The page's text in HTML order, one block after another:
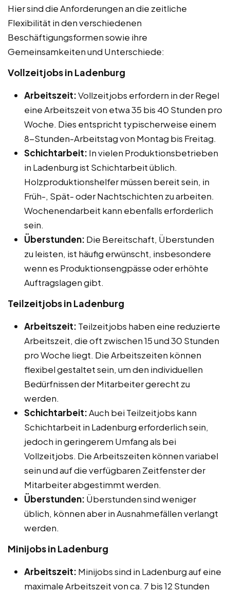
Hier sind die Anforderungen an die zeitliche
Flexibilität in den verschiedenen
Beschäftigungsformen sowie ihre
Gemeinsamkeiten und Unterschiede:
Vollzeitjobs in Ladenburg
Arbeitszeit:Vollzeitjobs erfordern in der Regel
eine Arbeitszeit von etwa 35 bis 40 Stunden pro
Woche. Dies entspricht typischerweise einem
8-Stunden-Arbeitstag von Montag bis Freitag.
Schichtarbeit: In vielen Produktionsbetrieben
in Ladenburg ist Schichtarbeit üblich.
Holzproduktionshelfer müssen bereit sein, in
Früh-, Spät- oder Nachtschichten zu arbeiten.
Wochenendarbeit kann ebenfalls erforderlich
sein.
Überstunden: Die Bereitschaft, Überstunden
zu leisten, ist häufig erwünscht, insbesondere
wenn es Produktionsengpässe oder erhöhte
Auftragslagen gibt.
Teilzeitjobs in Ladenburg
Arbeitszeit: Teilzeitjobs haben eine reduzierte
Arbeitszeit, die oft zwischen 15 und 30 Stunden
pro Woche liegt. Die Arbeitszeiten können
flexibel gestaltet sein, um den individuellen
Bedürfnissen der Mitarbeiter gerecht zu
werden.
Schichtarbeit:Auch bei Teilzeitjobs kann
Schichtarbeit in Ladenburg erforderlich sein,
jedoch in geringerem Umfang als bei
Vollzeitjobs. Die Arbeitszeiten können variabel
sein und auf die verfügbaren Zeitfenster der
Mitarbeiter abgestimmt werden.
Überstunden: Überstunden sind weniger
üblich, können aber in Ausnahmefällen verlangt
werden.
Minijobs in Ladenburg
Arbeitszeit: Minijobs sind in Ladenburg auf eine
maximale Arbeitszeit von ca. 7 bis 12 Stunden